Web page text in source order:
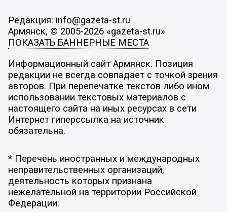
Редакция: info@gazeta-st.ru
Армянск, © 2005-2026 «gazeta-st.ru»
ПОКАЗАТЬ БАННЕРНЫЕ МЕСТА
Информационный сайт Армянск. Позиция
редакции не всегда совпадает с точкой зрения
авторов. При перепечатке текстов либо ином
использовании текстовых материалов с
настоящего сайта на иных ресурсах в сети
Интернет гиперссылка на источник
обязательна.
* Перечень иностранных и международных
неправительственных организаций,
деятельность которых признана
нежелательной на территории Российской
Федерации: